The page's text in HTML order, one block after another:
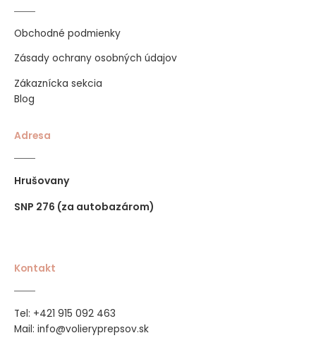
Obchodné podmienky
Zásady ochrany osobných údajov
Zákaznícka sekcia
Blog
Adresa
Hrušovany
SNP 276 (za autobazárom)
Kontakt
Tel: +421 915 092 463
Mail: info@volieryprepsov.sk